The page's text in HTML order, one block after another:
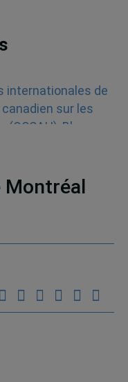
internationales de
sur les
(OCCAH) Blogue